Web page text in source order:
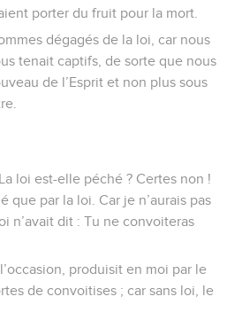
porter du fruit pour la mort.
dégagés de la loi, car nous
tenait captifs, de sorte que nous
de l’Esprit et non plus sous
loi est-elle péché ? Certes non !
que par la loi. Car je n’aurais pas
n’avait dit : Tu ne convoiteras
produisit en moi par le
de convoitises ; car sans loi, le